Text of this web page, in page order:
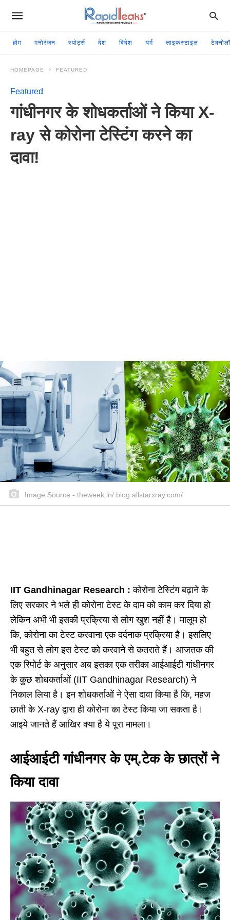
होम मनोरंजन स्पोर्ट्स देश विदेश धर्म लाइफस्टाइल
HOMEPAGE FEATURED
Featured
गांधीनगर के शोधकर्ताओं ने किया X-
ray से कोरोना टेस्टिंग करने का
दावा!
Image Source - theweek.in/ blog.allstarxray.com/
IIT Gandhinagar Research : कोरोना टेस्टिंग बढ़ाने के
लिए सरकार ने भले ही कोरोना टेस्ट के दाम को काम कर दिया हो
लेकिन अभी भी इसकी प्रक्रिया से लोग खुश नहीं है। मालूम हो
कि, कोरोना का टेस्ट करवाना एक दर्दनाक प्रक्रिया है। इसलिए
भी बहुत से लोग इस टेस्ट को करवाने से कतराते हैं। आजतक की
एक रिपोर्ट के अनुसार अब इसका एक तरीका आईआईटी गांधीनगर
के कुछ शोधकर्ताओं (IIT Gandhinagar Research) ने
निकाल लिया है। इन शोधकर्ताओं ने ऐसा दावा किया है कि, महज
छाती के X-ray द्वारा ही कोरोना का टेस्ट किया जा सकता है।
आइये जानते हैं आखिर क्या है ये पूरा मामला।
आईआईटी गांधीनगर के एम्.टेक के छात्रों ने
किया दावा